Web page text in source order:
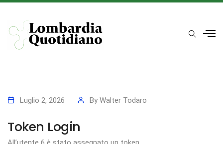
Luglio 2, 2026 By Walter Todaro
Token Login